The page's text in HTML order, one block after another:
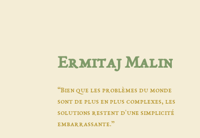
Ermitaj Malin
“Bien que les problèmes du monde
sont de plus en plus complexes, les
solutions restent d'une simplicité
embarrassante.”